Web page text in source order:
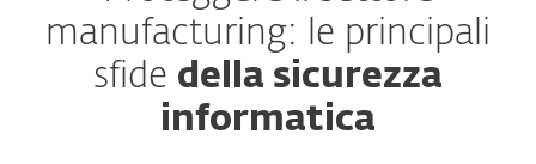
manufacturing: le principali
sfide della sicurezza
informatica